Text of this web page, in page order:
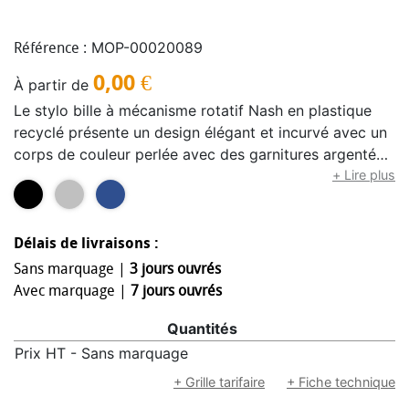
Référence : MOP-00020089
À partir de 0,00 €
Le stylo bille à mécanisme rotatif Nash en plastique
recyclé présente un design élégant et incurvé avec un
corps de couleur perlée avec des garnitures argentées,
un stylet noir et un grip souple pour une écriture
confortable. Fabriqué en plastique ABS recyclé certifié
vierges tout en conservant sa durabilité. Un logo rABS
figure au dos, soulignant son contenu recyclé. Couleur
de l'encre : Bleue. Taille de la plume : 1,0 mm. Longueur
+ Lire plus
Délais de livraisons :
Sans marquage | 3 jours ouvrés
Avec marquage | 7 jours ouvrés
Quantités
Prix HT - Sans marquage
+ Grille tarifaire + Fiche technique